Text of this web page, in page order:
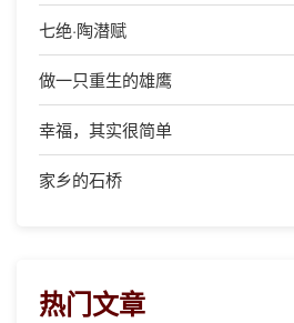
七绝·陶潜赋
做一只重生的雄鹰
幸福，其实很简单
家乡的石桥
热门文章